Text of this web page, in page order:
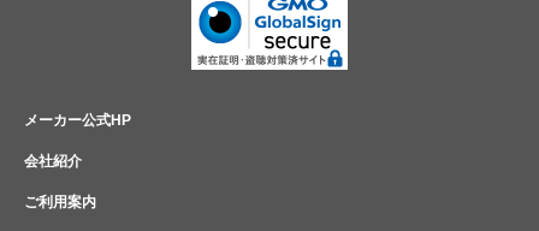
メーカー公式HP
会社紹介
ご利用案内